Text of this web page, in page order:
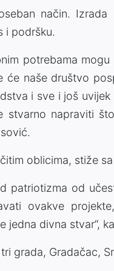
način.
i podršku.
potrebama
će naše društvo
i sve i još
stvarno napraviti
oblicima, stiže
patriotizma od
ovakve
jedna divna stvar“,
grada, Gradačac,